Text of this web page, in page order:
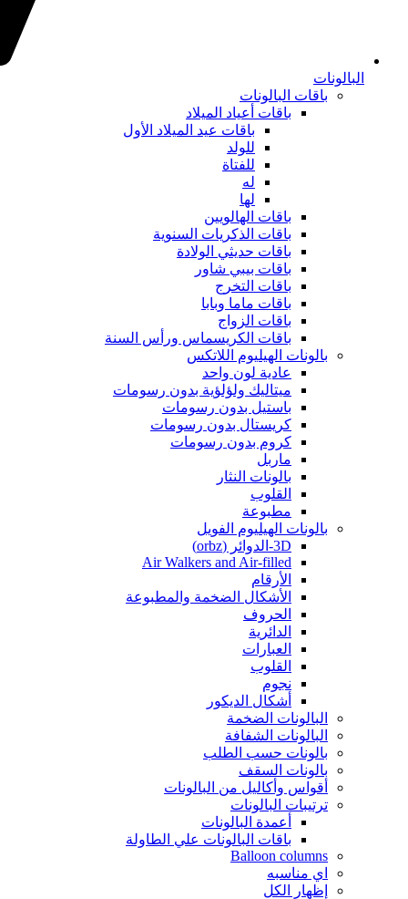
البالونات
باقات البالونات
باقات أعياد الميلاد
باقات عيد الميلاد الأول
للولد
للفتاة
له
لها
باقات الهالويين
باقات الذكريات السنوية
باقات حديثي الولادة
باقات بيبي شاور
باقات التخرج
باقات ماما وبابا
باقات الزواج
باقات الكريسماس ورأس السنة
بالونات الهيليوم اللاتكس
عادية لون واحد
ميتاليك ولؤلؤية بدون رسومات
باستيل بدون رسومات
كريستال بدون رسومات
كروم بدون رسومات
ماربل
بالونات النثار
القلوب
مطبوعة
بالونات الهيليوم الفويل
3D-الدوائر (orbz)
Air Walkers and Air-filled
الأرقام
الأشكال الضخمة والمطبوعة
الحروف
الدائرية
العبارات
القلوب
نجوم
أشكال الديكور
البالونات الضخمة
البالونات الشفافة
بالونات حسب الطلب
بالونات السقف
أقواس وأكاليل من البالونات
ترتيبات البالونات
أعمدة البالونات
باقات البالونات علي الطاولة
Balloon columns
اي مناسبه
إظهار الكل